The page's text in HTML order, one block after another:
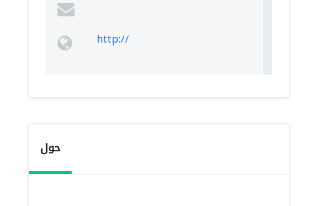
http://
حول